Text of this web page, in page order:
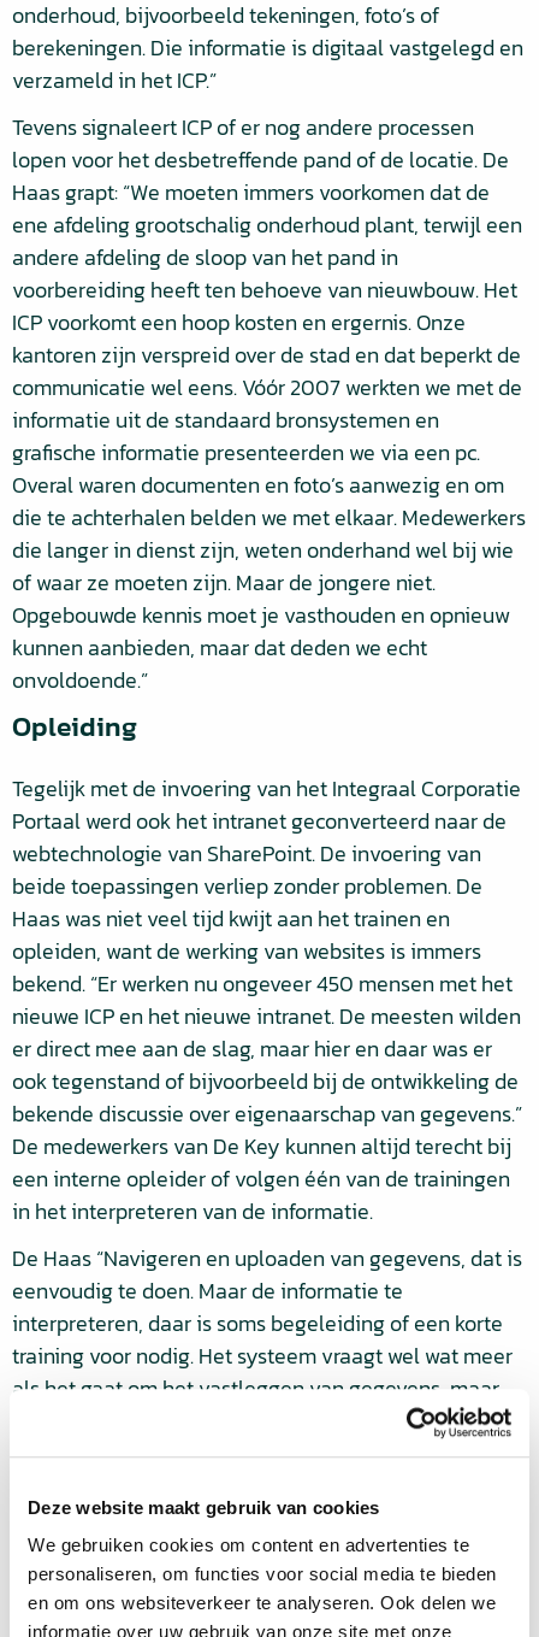
Deze website maakt gebruik van cookies
We gebruiken cookies om content en advertenties te
personaliseren, om functies voor social media te bieden
en om ons websiteverkeer te analyseren. Ook delen we
informatie over uw gebruik van onze site met onze
onderhoud, bijvoorbeeld tekeningen, foto’s of
berekeningen. Die informatie is digitaal vastgelegd en
verzameld in het ICP.”
Tevens signaleert ICP of er nog andere processen
lopen voor het desbetreffende pand of de locatie. De
Haas grapt: “We moeten immers voorkomen dat de
ene afdeling grootschalig onderhoud plant, terwijl een
andere afdeling de sloop van het pand in
voorbereiding heeft ten behoeve van nieuwbouw. Het
ICP voorkomt een hoop kosten en ergernis. Onze
kantoren zijn verspreid over de stad en dat beperkt de
communicatie wel eens. Vóór 2007 werkten we met de
informatie uit de standaard bronsystemen en
grafische informatie presenteerden we via een pc.
Overal waren documenten en foto’s aanwezig en om
die te achterhalen belden we met elkaar. Medewerkers
die langer in dienst zijn, weten onderhand wel bij wie
of waar ze moeten zijn. Maar de jongere niet.
Opgebouwde kennis moet je vasthouden en opnieuw
kunnen aanbieden, maar dat deden we echt
onvoldoende.”
Opleiding
Tegelijk met de invoering van het Integraal Corporatie
Portaal werd ook het intranet geconverteerd naar de
webtechnologie van SharePoint. De invoering van
beide toepassingen verliep zonder problemen. De
Haas was niet veel tijd kwijt aan het trainen en
opleiden, want de werking van websites is immers
bekend. “Er werken nu ongeveer 450 mensen met het
nieuwe ICP en het nieuwe intranet. De meesten wilden
er direct mee aan de slag, maar hier en daar was er
ook tegenstand of bijvoorbeeld bij de ontwikkeling de
bekende discussie over eigenaarschap van gegevens.”
De medewerkers van De Key kunnen altijd terecht bij
een interne opleider of volgen één van de trainingen
in het interpreteren van de informatie.
De Haas “Navigeren en uploaden van gegevens, dat is
eenvoudig te doen. Maar de informatie te
interpreteren, daar is soms begeleiding of een korte
training voor nodig. Het systeem vraagt wel wat meer
als het gaat om het vastleggen van gegevens, maar
door het op één plek bij elkaar hebben van onze
gegevens, winnen we daarna heel veel tijd. Dit alles
groot is, vooral bij het MT en op directieniveau. ‘Dit
hadden we eerder moeten hebben’ hoor ik
regelmatig.”